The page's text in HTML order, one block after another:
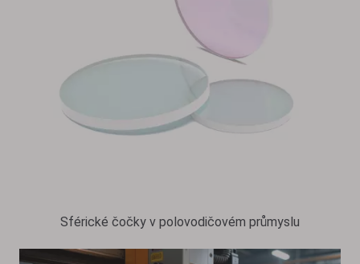
Sférické čočky v polovodičovém průmyslu